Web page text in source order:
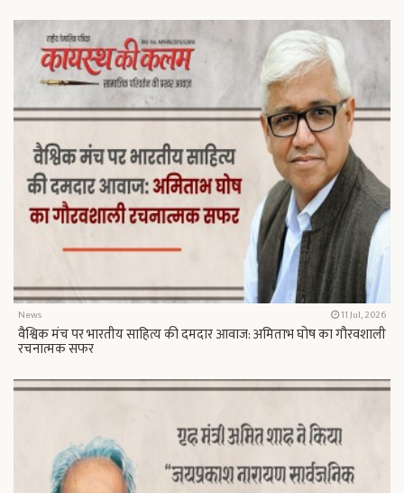
News 11 Jul, 2026
वैश्विक मंच पर भारतीय साहित्य की दमदार आवाज: अमिताभ घोष का गौरवशाली
रचनात्मक सफर